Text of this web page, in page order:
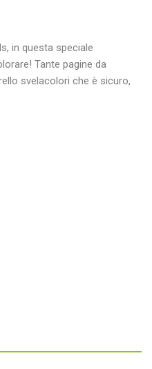
in questa speciale
Tante pagine da
svelacolori che è sicuro,